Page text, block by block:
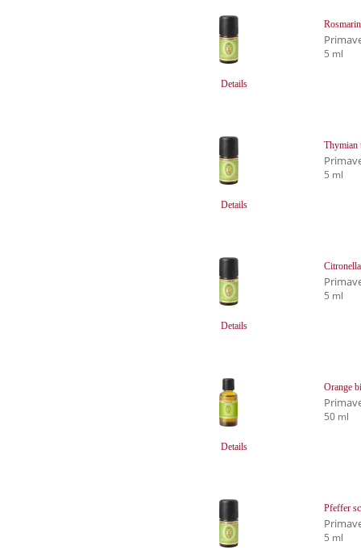
Details
5 ml
Details
Thymian
5 ml
Details
5 ml
Details
Orange
50 ml
Pfeffer
5 ml